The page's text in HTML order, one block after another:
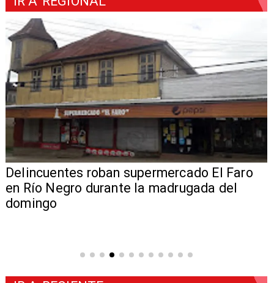
Delincuentes roban supermercado El Faro
en Río Negro durante la madrugada del
domingo